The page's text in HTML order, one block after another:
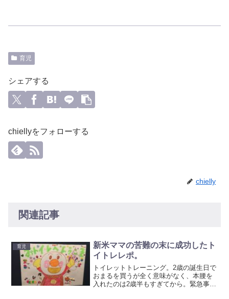
育児
シェアする
chiellyをフォローする
chielly
関連記事
育児
新米ママの苦難の末に成功したト
イトレレポ。
トイレットトレーニング。2歳の誕生日で
おまるを買うが全く意味がなく、本腰を
入れたのは2歳半もすぎてから。緊急事態